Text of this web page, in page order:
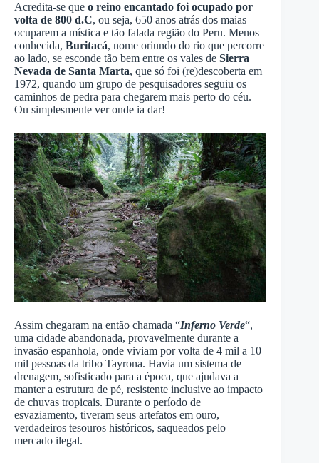
Acredita-se que o reino encantado foi ocupado por
volta de 800 d.C, ou seja, 650 anos atrás dos maias
ocuparem a mística e tão falada região do Peru. Menos
conhecida, Buritacá, nome oriundo do rio que percorre
ao lado, se esconde tão bem entre os vales de Sierra
Nevada de Santa Marta, que só foi (re)descoberta em
1972, quando um grupo de pesquisadores seguiu os
caminhos de pedra para chegarem mais perto do céu.
Ou simplesmente ver onde ia dar!
Assim chegaram na então chamada “Inferno Verde“,
uma cidade abandonada, provavelmente durante a
invasão espanhola, onde viviam por volta de 4 mil a 10
mil pessoas da tribo Tayrona. Havia um sistema de
drenagem, sofisticado para a época, que ajudava a
manter a estrutura de pé, resistente inclusive ao impacto
de chuvas tropicais. Durante o período de
esvaziamento, tiveram seus artefatos em ouro,
verdadeiros tesouros históricos, saqueados pelo
mercado ilegal.